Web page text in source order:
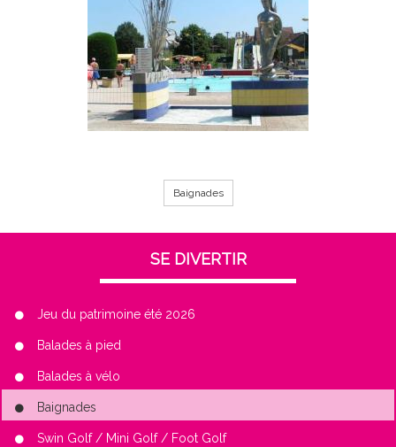
Baignades
SE DIVERTIR
Jeu du patrimoine été 2026
Balades à pied
Balades à vélo
Baignades
Swin Golf / Mini Golf / Foot Golf